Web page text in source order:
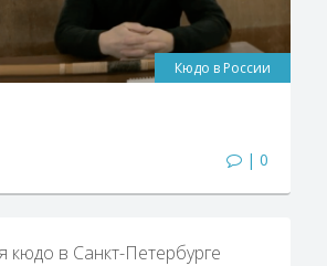
Кюдо в России
| 0
кюдо в Санкт-Петербурге